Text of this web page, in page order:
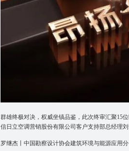
群雄终极对决，权威坐镇品鉴，此次终审汇聚15
信日立空调营销股份有限公司客户支持部总经理
罗继杰丨中国勘察设计协会建筑环境与能源应用